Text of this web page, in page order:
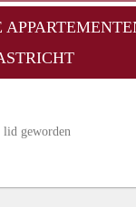
lid geworden